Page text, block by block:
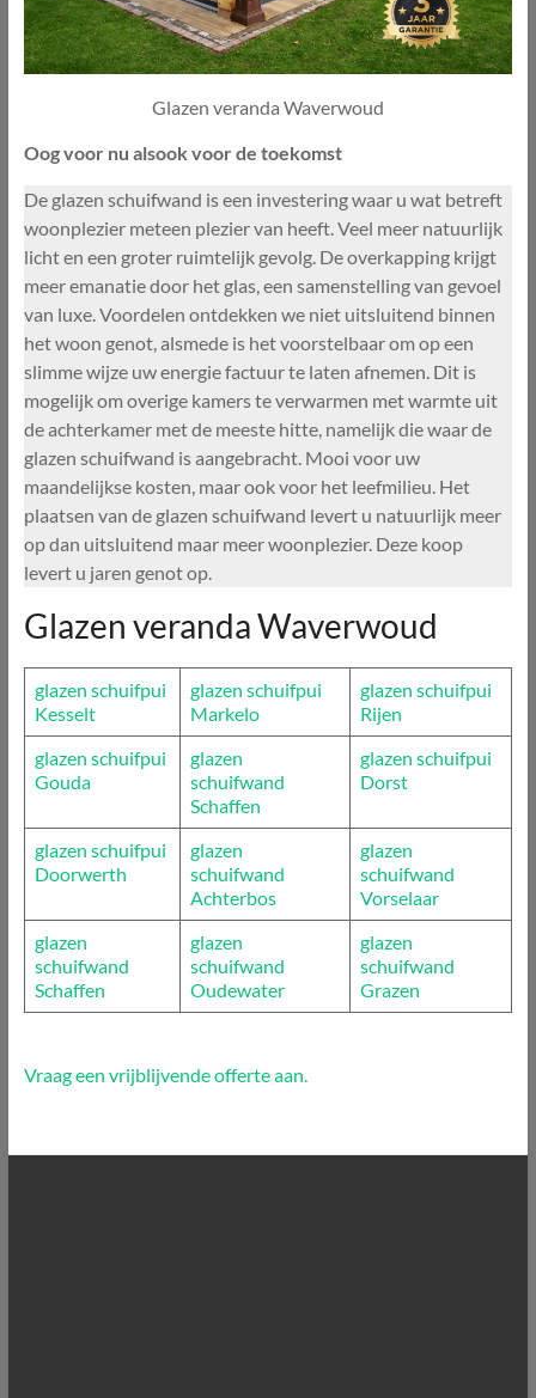
Glazen veranda Waverwoud
Oog voor nu alsook voor de toekomst
De glazen schuifwand is een investering waar u wat betreft
woonplezier meteen plezier van heeft. Veel meer natuurlijk
licht en een groter ruimtelijk gevolg. De overkapping krijgt
meer emanatie door het glas, een samenstelling van gevoel
van luxe. Voordelen ontdekken we niet uitsluitend binnen
het woon genot, alsmede is het voorstelbaar om op een
slimme wijze uw energie factuur te laten afnemen. Dit is
mogelijk om overige kamers te verwarmen met warmte uit
de achterkamer met de meeste hitte, namelijk die waar de
glazen schuifwand is aangebracht. Mooi voor uw
maandelijkse kosten, maar ook voor het leefmilieu. Het
plaatsen van de glazen schuifwand levert u natuurlijk meer
op dan uitsluitend maar meer woonplezier. Deze koop
levert u jaren genot op.
Glazen veranda Waverwoud
glazen schuifpui
Kesselt
glazen schuifpui
Markelo
glazen schuifpui
Rijen
glazen schuifpui
Gouda
glazen
schuifwand
Schaffen
glazen schuifpui
Dorst
glazen schuifpui
Doorwerth
glazen
schuifwand
Achterbos
glazen
schuifwand
Vorselaar
glazen
schuifwand
Schaffen
glazen
schuifwand
Oudewater
glazen
schuifwand
Grazen
Vraag een vrijblijvende offerte aan.